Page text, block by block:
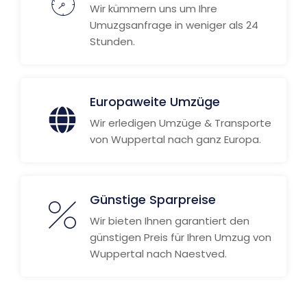
Wir kümmern uns um Ihre
Umuzgsanfrage in weniger als 24
Stunden.
Europaweite Umzüge
Wir erledigen Umzüge & Transporte
von Wuppertal nach ganz Europa.
Günstige Sparpreise
Wir bieten Ihnen garantiert den
günstigen Preis für Ihren Umzug von
Wuppertal nach Naestved.